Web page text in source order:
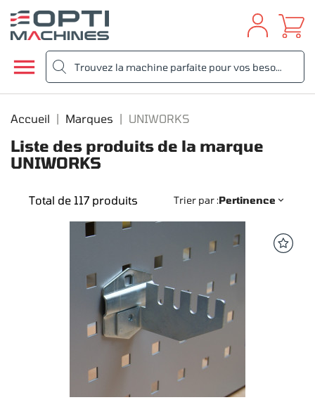

Accueil Marques UNIWORKS
Liste des produits de la marque
UNIWORKS
Trier par :Pertinence 
Total de 117 produits